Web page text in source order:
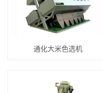
通化大米色选机